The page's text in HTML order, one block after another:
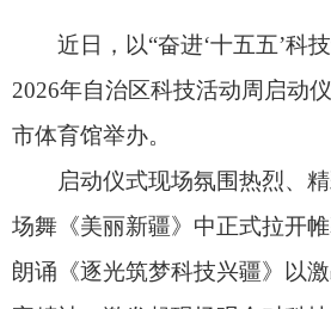
朗诵《逐光筑梦科技兴疆》以激昂的
家精神，激发起现场观众对科技报国
此外，新疆消防救援总队的获奖代表
俗易懂的语言普及安全知识，有效提
的安全防范意识和应急处置能力。